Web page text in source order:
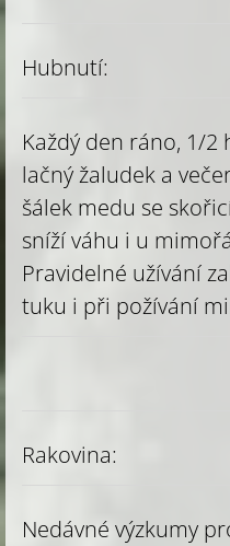
Hubnutí:
Každý den ráno, 1/
lačný žaludek a
šálek medu se
sníží váhu i u
Pravidelné užívání
tuku i při požívání
Rakovina:
Nedávné výzkumy